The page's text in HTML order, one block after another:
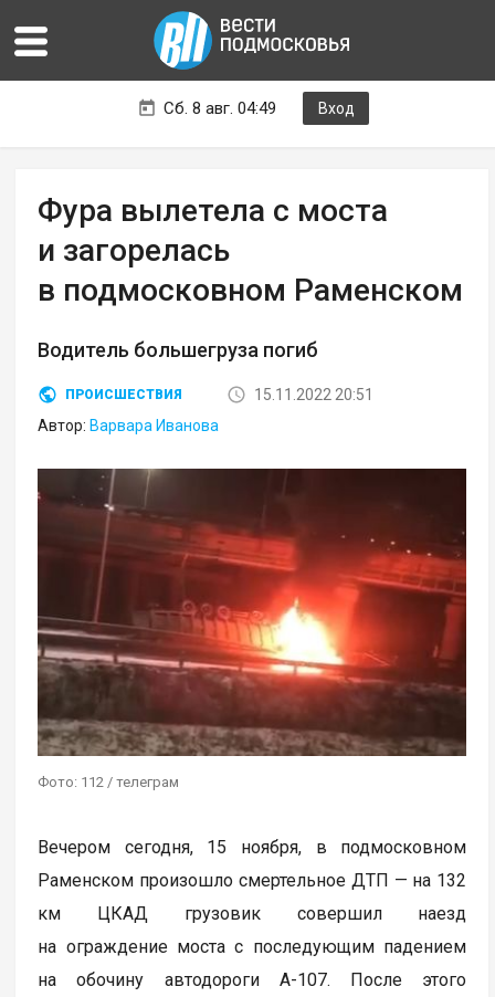
Сб. 8 авг. 04:49 Вход
Фура вылетела с моста
и загорелась
в подмосковном Раменском
Водитель большегруза погиб
ПРОИСШЕСТВИЯ
15.11.2022 20:51
Автор: Варвара Иванова
Фото: 112 / телеграм
Вечером сегодня, 15 ноября, в подмосковном
Раменском произошло смертельное ДТП — на 132
км ЦКАД грузовик совершил наезд
на ограждение моста с последующим падением
на обочину автодороги А-107. После этого